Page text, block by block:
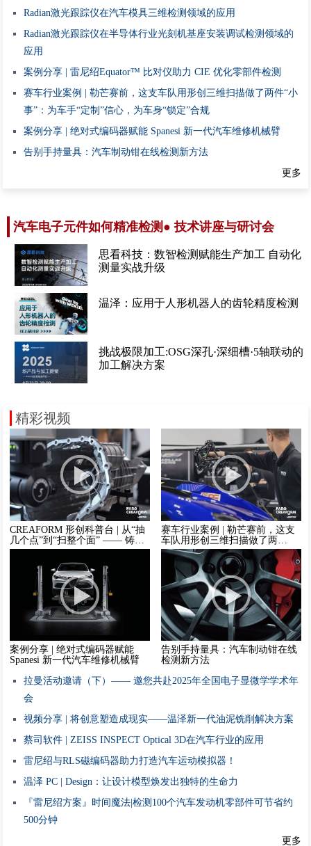
完全可靠？
Radian激光跟踪仪在汽车模具三维检测领域的应用
Radian激光跟踪仪在半导体行业光刻机基座安装调试检测领域的
应用
案例分享 | 雷尼绍Equator™ 比对仪助力 CIE 优化零部件检测
赛车行业案例 | 勒芒赛前，这支车队用形创三维扫描做了两件“小
事”：为车手“定制”信心，为车身“锁定”合规
案例分享 | 绝对式编码器赋能 Spanesi 新一代汽车维修机械臂
告别手持量具：汽车制动钳在线检测新方法
更多
汽车电子元件如何精准检测● 技术讲座与研讨会
思看科技：数智检测赋能生产加工 自动化
测量实战升级
温泽：应用于人形机器人的齿轮精度检测
挑战极限加工:OSG深孔·深细槽·5轴联动的
加工解决方案
精彩视频
CREAFORM 形创科普台 | 从“抽
几个点”到“扫整个面” —— 铸件
检测的效率革命
赛车行业案例 | 勒芒赛前，这支
车队用形创三维扫描做了两
件“小事”：为车手“定制”信心，
为车身“锁定”合规
案例分享 | 绝对式编码器赋能
Spanesi 新一代汽车维修机械臂
告别手持量具：汽车制动钳在线
检测新方法
拉曼活动邀请（下）—— 邀您共赴2025年全国电子显微学学术年
会
视频分享 | 将创意塑造成现实——温泽新一代油泥铣削解决方案
蔡司软件 | ZEISS INSPECT Optical 3D在汽车行业的应用
雷尼绍与RLS磁编码器助力打造汽车运动模拟器！
温泽 PC | Design：让设计模型焕发出独特的生命力
『雷尼绍方案』时间魔法|检测100个汽车发动机零部件可节省约
500分钟
更多